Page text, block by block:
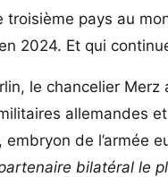
troisième pays au
2024. Et qui
le chancelier
allemandes
de l’armée
bilatéral le